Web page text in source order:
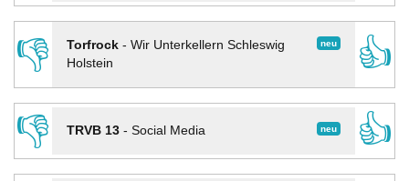
👎
neu
Torfrock- Wir Unterkellern Schleswig
Holstein
👍
👎
neu
TRVB 13- Social Media
👍